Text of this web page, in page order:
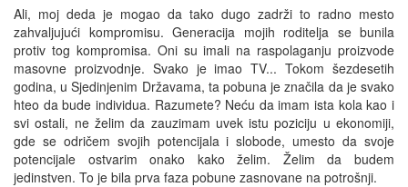
Ali, moj deda je mogao da tako dugo zadrži to radno mesto
zahvaljujući kompromisu. Generacija mojih roditelja se bunila
protiv tog kompromisa. Oni su imali na raspolaganju proizvode
masovne proizvodnje. Svako je imao TV... Tokom šezdesetih
godina, u Sjedinjenim Državama, ta pobuna je značila da je svako
hteo da bude individua. Razumete? Neću da imam ista kola kao i
svi ostali, ne želim da zauzimam uvek istu poziciju u ekonomiji,
gde se odričem svojih potencijala i slobode, umesto da svoje
potencijale ostvarim onako kako želim. Želim da budem
jedinstven. To je bila prva faza pobune zasnovane na potrošnji.